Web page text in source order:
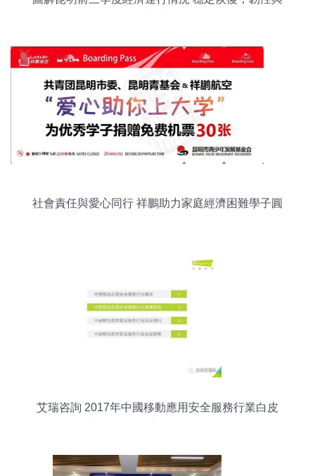
社會責任與愛心同行 祥鵬助力家庭經濟困難學子圓
艾瑞咨詢 2017年中國移動應用安全服務行業白皮